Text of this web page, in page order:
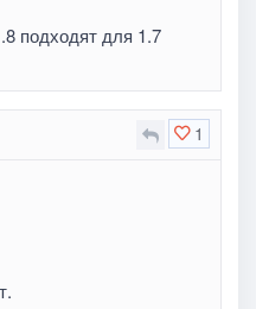
подходят для 1.7
1